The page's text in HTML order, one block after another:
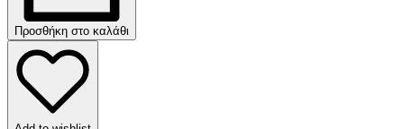
Προσθήκη στο καλάθι